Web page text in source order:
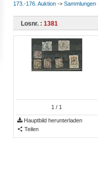
173.-176. Auktion -> Sammlungen
Losnr. : 1381
1 / 1
Hauptbild herunterladen
Teilen